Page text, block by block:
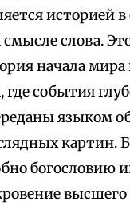
историей
слова.
начала мира
где события
языком
картин.
богословию